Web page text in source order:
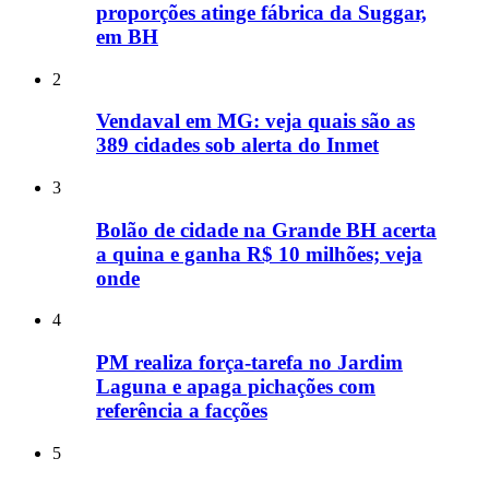
proporções atinge fábrica da Suggar,
em BH
2
Vendaval em MG: veja quais são as
389 cidades sob alerta do Inmet
3
Bolão de cidade na Grande BH acerta
a quina e ganha R$ 10 milhões; veja
onde
4
PM realiza força-tarefa no Jardim
Laguna e apaga pichações com
referência a facções
5